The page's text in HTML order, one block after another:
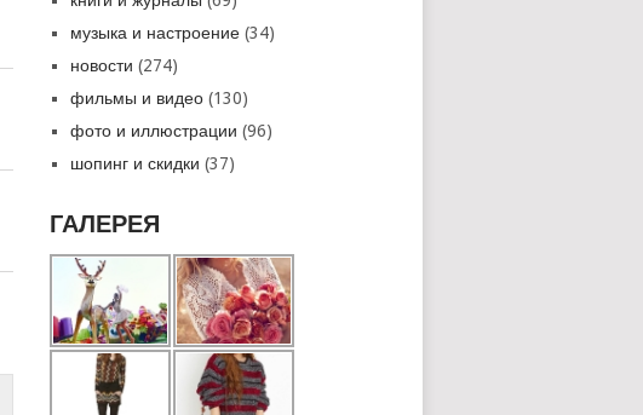
музыка и настроение (34)
новости (274)
фильмы и видео (130)
фото и иллюстрации (96)
шопинг и скидки (37)
ГАЛЕРЕЯ